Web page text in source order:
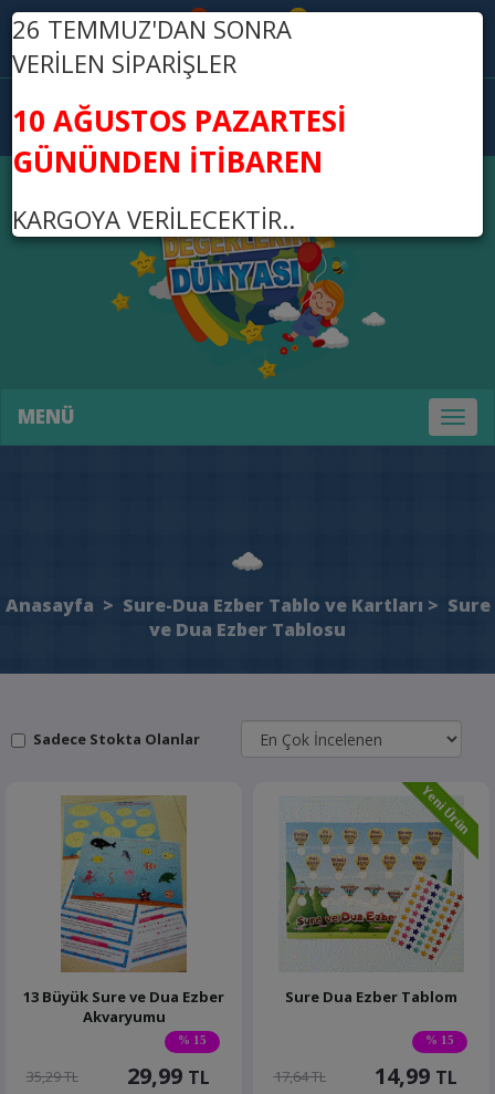
Üye Ol Giriş Yap
MENÜ
Toggle
Anasayfa > Sure-Dua Ezber Tablo ve Kartları > Sure
ve Dua Ezber Tablosu
Sadece Stokta Olanlar
% 15
13 Büyük Sure ve Dua Ezber
Akvaryumu
35,29 TL 29,99 TL
% 15
Sure Dua Ezber Tablom
17,64 TL 14,99 TL
26 TEMMUZ'DAN SONRA
VERİLEN SİPARİŞLER
10 AĞUSTOS PAZARTESİ
GÜNÜNDEN İTİBAREN
KARGOYA VERİLECEKTİR..